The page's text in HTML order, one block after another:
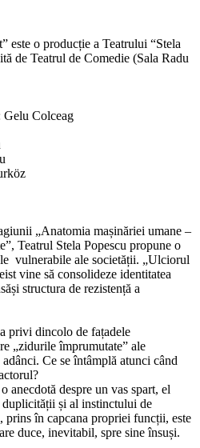
este o producție a Teatrului “Stela
de Teatrul de Comedie (Sala Radu
Gelu Colceag
„Anatomia mașinăriei umane –
, Teatrul Stela Popescu propune o
vulnerabile ale societății. „Ulciorul
vine să consolideze identitatea
structura de rezistență a
privi dincolo de fațadele
„zidurile împrumutate” ale
Ce se întâmplă atunci când
anecdotă despre un vas spart, el
și al instinctului de
prins în capcana propriei funcții, este
duce, inevitabil, spre sine însuși.